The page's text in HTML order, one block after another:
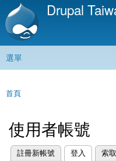
移
內
Drupal
主選單
選單
您在這裡
首頁
使用者帳號
註冊新帳號 登入
(作用中頁籤) 索